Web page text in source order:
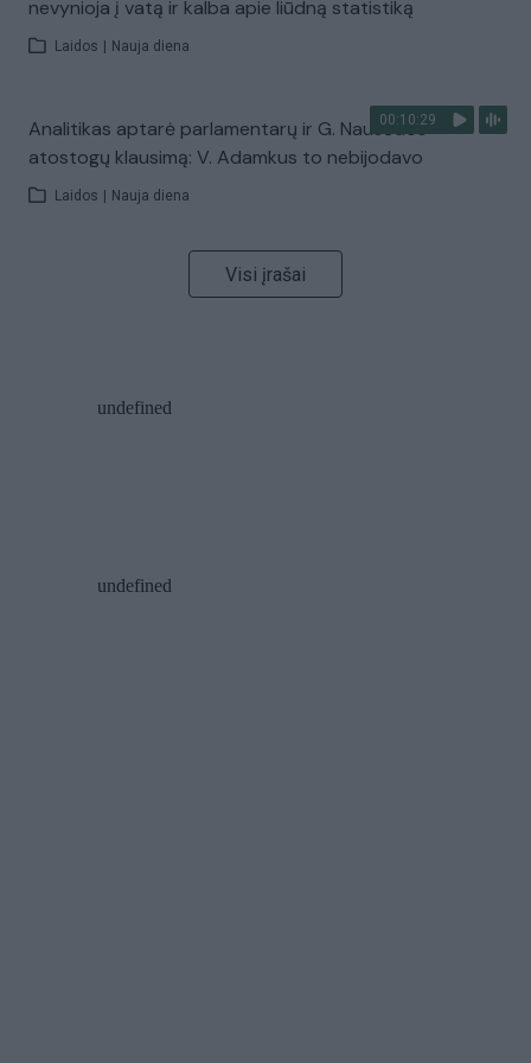
nevynioja į vatą ir kalba apie liūdną statistiką
Laidos Nauja diena
00:10:29
Analitikas aptarė parlamentarų ir G. Nausėdos
atostogų klausimą: V. Adamkus to nebijodavo
Laidos Nauja diena
Visi įrašai